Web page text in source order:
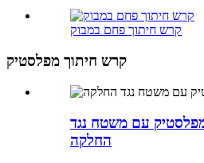
קרש חיתוך פחם במבוק
קרש חיתוך מפלסטיק
עם משטח נגד
החלקה